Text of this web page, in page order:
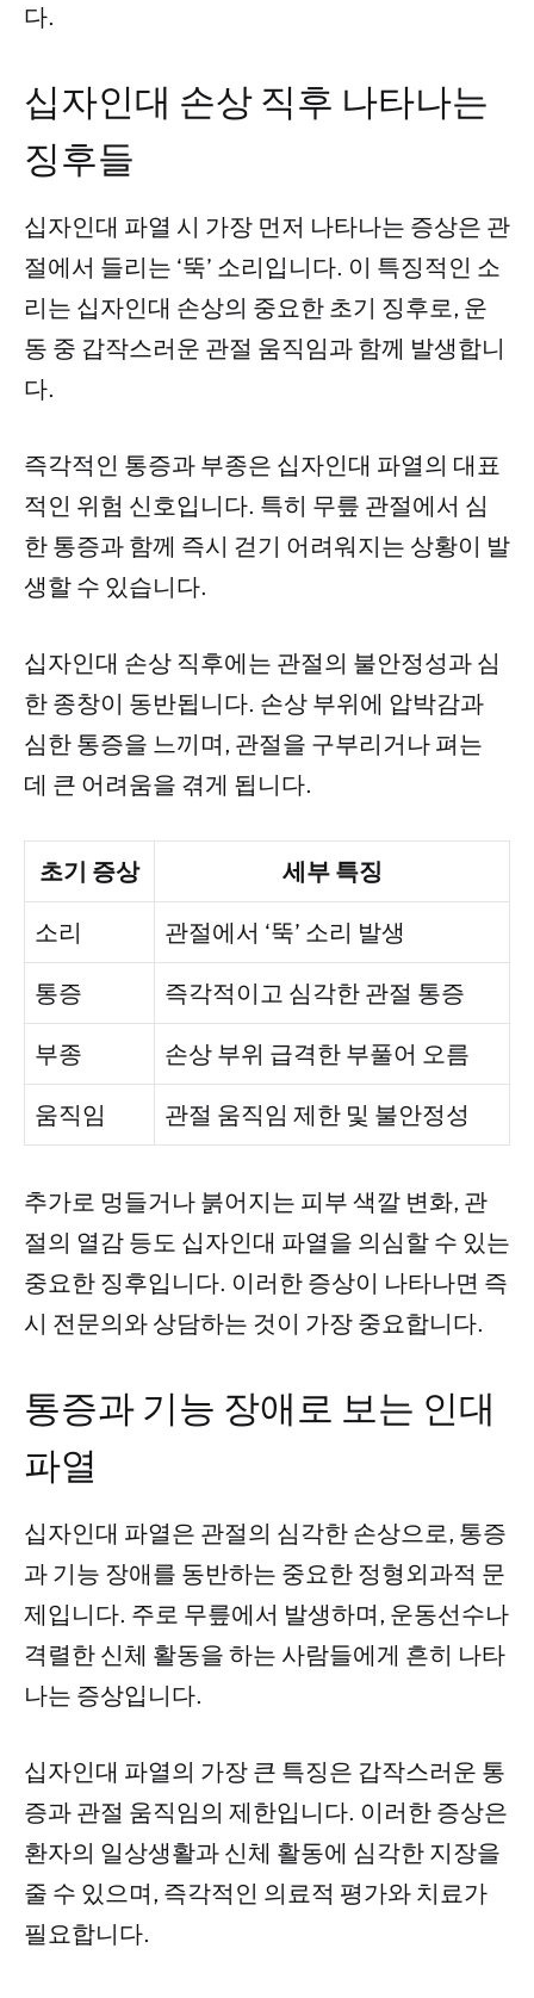
다.
십자인대 손상 직후 나타나는
징후들
십자인대 파열 시 가장 먼저 나타나는 증상은 관
절에서 들리는 ‘뚝’ 소리입니다. 이 특징적인 소
리는 십자인대 손상의 중요한 초기 징후로, 운
동 중 갑작스러운 관절 움직임과 함께 발생합니
다.
즉각적인 통증과 부종은 십자인대 파열의 대표
적인 위험 신호입니다. 특히 무릎 관절에서 심
한 통증과 함께 즉시 걷기 어려워지는 상황이 발
생할 수 있습니다.
십자인대 손상 직후에는 관절의 불안정성과 심
한 종창이 동반됩니다. 손상 부위에 압박감과
심한 통증을 느끼며, 관절을 구부리거나 펴는
데 큰 어려움을 겪게 됩니다.
초기 증상 세부 특징
소리 관절에서 ‘뚝’ 소리 발생
통증 즉각적이고 심각한 관절 통증
부종 손상 부위 급격한 부풀어 오름
움직임 관절 움직임 제한 및 불안정성
추가로 멍들거나 붉어지는 피부 색깔 변화, 관
절의 열감 등도 십자인대 파열을 의심할 수 있는
중요한 징후입니다. 이러한 증상이 나타나면 즉
시 전문의와 상담하는 것이 가장 중요합니다.
통증과 기능 장애로 보는 인대
파열
십자인대 파열은 관절의 심각한 손상으로, 통증
과 기능 장애를 동반하는 중요한 정형외과적 문
제입니다. 주로 무릎에서 발생하며, 운동선수나
격렬한 신체 활동을 하는 사람들에게 흔히 나타
나는 증상입니다.
십자인대 파열의 가장 큰 특징은 갑작스러운 통
증과 관절 움직임의 제한입니다. 이러한 증상은
환자의 일상생활과 신체 활동에 심각한 지장을
줄 수 있으며, 즉각적인 의료적 평가와 치료가
필요합니다.